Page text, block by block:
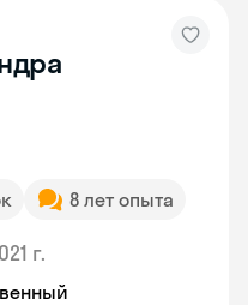
8 лет опыта
г.